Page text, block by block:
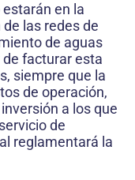
en la
las redes de
de aguas
facturar esta
siempre que la
de operación,
a los que
de
regla­mentará la